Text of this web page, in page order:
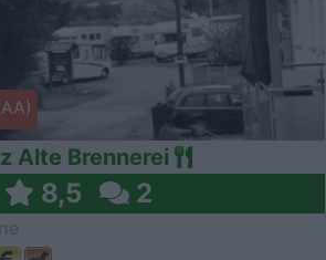
Alte Brennerei
8,5 2